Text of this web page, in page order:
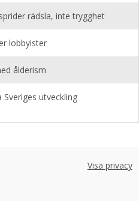
rädsla, inte trygghet
lobbyister
ålderism
Sveriges utveckling
Visa privacy